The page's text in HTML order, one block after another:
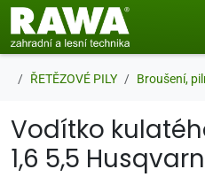
RAWA zahradní a lesní technika
ŘETĚZOVÉ PILY Broušení,
Vodítko
1,6 5,5